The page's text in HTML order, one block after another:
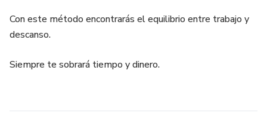
Con este método encontrarás el equilibrio entre trabajo y
descanso.
Siempre te sobrará tiempo y dinero.